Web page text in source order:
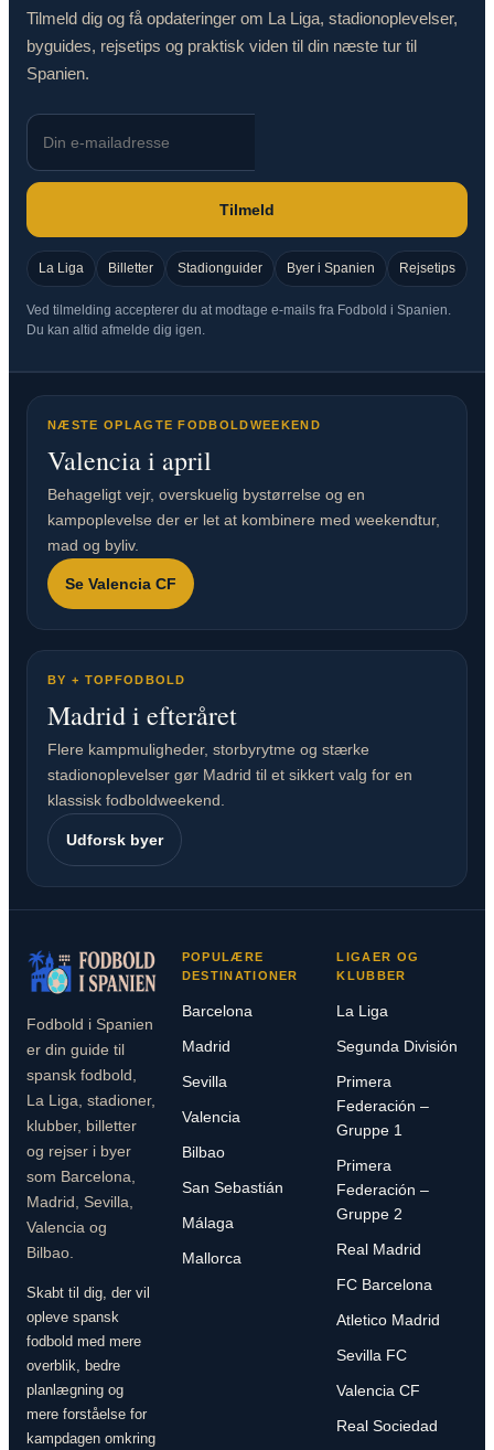
Tilmeld dig og få opdateringer om La Liga, stadionoplevelser,
byguides, rejsetips og praktisk viden til din næste tur til
Spanien.
Tilmeld
La Liga Billetter Stadionguider Byer i Spanien Rejsetips
Ved tilmelding accepterer du at modtage e-mails fra Fodbold i Spanien.
Du kan altid afmelde dig igen.
NÆSTE OPLAGTE FODBOLDWEEKEND
Valencia i april
Behageligt vejr, overskuelig bystørrelse og en
kampoplevelse der er let at kombinere med weekendtur,
mad og byliv.
Se Valencia CF
BY + TOPFODBOLD
Madrid i efteråret
Flere kampmuligheder, storbyrytme og stærke
stadionoplevelser gør Madrid til et sikkert valg for en
klassisk fodboldweekend.
Udforsk byer
Fodbold i Spanien
er din guide til
spansk fodbold,
La Liga, stadioner,
klubber, billetter
og rejser i byer
som Barcelona,
Madrid, Sevilla,
Valencia og
Bilbao.
Skabt til dig, der vil
opleve spansk
fodbold med mere
overblik, bedre
planlægning og
mere forståelse for
kampdagen omkring
POPULÆRE
DESTINATIONER
Barcelona
Madrid
Sevilla
Valencia
Bilbao
San Sebastián
Málaga
Mallorca
LIGAER OG
KLUBBER
La Liga
Segunda División
Primera
Federación –
Gruppe 1
Primera
Federación –
Gruppe 2
Real Madrid
FC Barcelona
Atletico Madrid
Sevilla FC
Valencia CF
Real Sociedad